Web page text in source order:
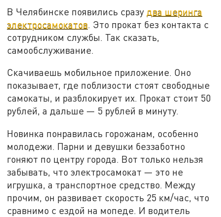
В Челябинске появились сразу два шеринга
электросамокатов. Это прокат без контакта с
сотрудником службы. Так сказать,
самообслуживание.
Скачиваешь мобильное приложение. Оно
показывает, где поблизости стоят свободные
самокаты, и разблокирует их. Прокат стоит 50
рублей, а дальше — 5 рублей в минуту.
Новинка понравилась горожанам, особенно
молодежи. Парни и девушки беззаботно
гоняют по центру города. Вот только нельзя
забывать, что электросамокат — это не
игрушка, а транспортное средство. Между
прочим, он развивает скорость 25 км/час, что
сравнимо с ездой на мопеде. И водитель